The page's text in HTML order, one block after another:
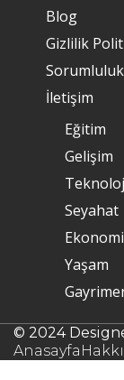
Blog
Gizlilik
İletişim
Eğitim
Gelişim
Seyahat
Ekonomi
Yaşam
© 2024
Anasayfa